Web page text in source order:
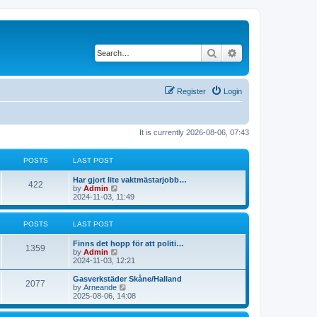
Search
Login
Register
It is currently 2026-08-06, 07:43
POSTS LAST POST
422P
s
L
a
s
t
p
o
Har gjort lite vaktmästarjobb…
by Admin
i
e
w
l
t
e
s
t
p
o
s
2024-11-03, 11:49
POSTS LAST POST
1359
t
L
a
s
t
p
o
s
Finns det hopp för att politi…
by Admin
i
e
w
t
h
l
2024-11-03, 12:21
2077
L
a
s
t
p
Gasverkstäder Skåne/Halland
by Arneande
i
e
w
2025-08-06, 14:08